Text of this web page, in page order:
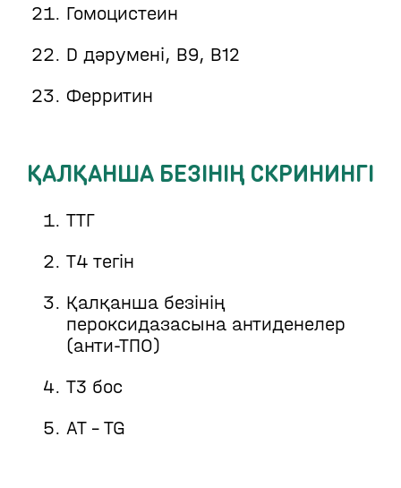
Гомоцистеин
D дәрумені, B9, B12
Ферритин
ҚАЛҚАНША БЕЗІНІҢ СКРИНИНГІ
ТТГ
Т4 тегін
Қалқанша безінің
пероксидазасына антиденелер
(анти-ТПО)
Т3 бос
AT – TG